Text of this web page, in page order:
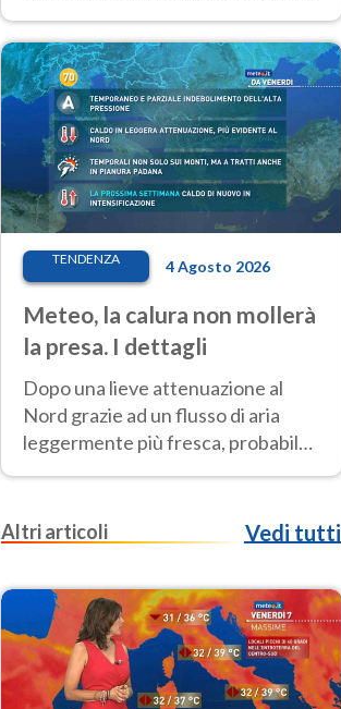
giorni, compresa la settimana di
Ferragosto
TENDENZA 4 Agosto 2026
Meteo, la calura non mollerà
la presa. I dettagli
Dopo una lieve attenuazione al
Nord grazie ad un flusso di aria
leggermente più fresca, probabile
nuovo rinforzo dell’anticiclone
Altri articoli
Vedi tutti